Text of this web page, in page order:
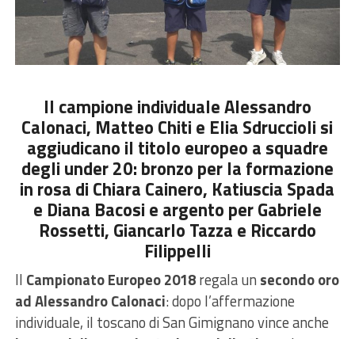
Il campione individuale Alessandro
Calonaci, Matteo Chiti e Elia Sdruccioli si
aggiudicano il titolo europeo a squadre
degli under 20: bronzo per la formazione
in rosa di Chiara Cainero, Katiuscia Spada
e Diana Bacosi e argento per Gabriele
Rossetti, Giancarlo Tazza e Riccardo
Filippelli
Il Campionato Europeo 2018regala un secondo oro
ad Alessandro Calonaci: dopo l’affermazione
individuale, il toscano di San Gimignano vince anche